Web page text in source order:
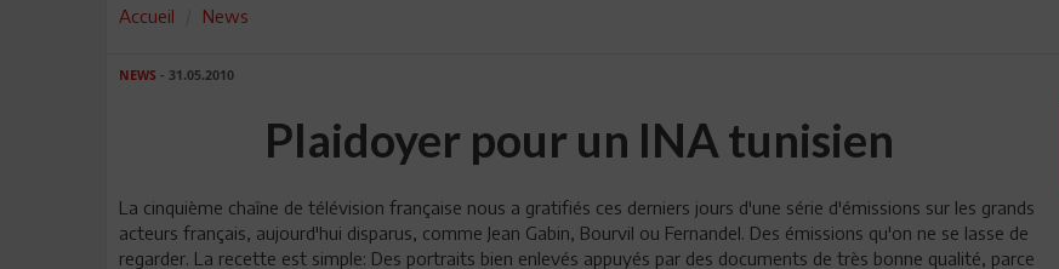
Accueil News
NEWS - 31.05.2010
Plaidoyer pour un INA tunisien
La cinquième chaîne de télévision française nous a gratifiés ces derniers jours d'une série d'émissions sur les grands
acteurs français, aujourd'hui disparus, comme Jean Gabin, Bourvil ou Fernandel. Des émissions qu'on ne se lasse de
regarder. La recette est simple: Des portraits bien enlevés appuyés par des documents de très bonne qualité, parce